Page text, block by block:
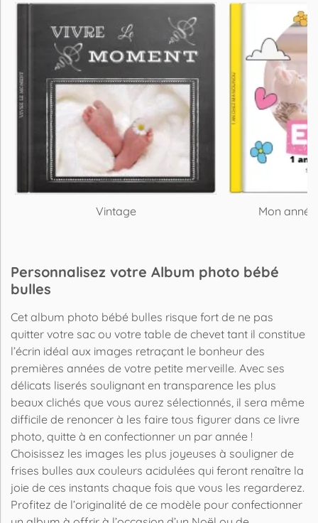
Vintage Mon
Personnalisez votre Album photo bébé
bulles
Cet album photo bébé bulles risque fort de ne pas
quitter votre sac ou votre table de chevet tant il constitue
l’écrin idéal aux images retraçant le bonheur des
premières années de votre petite merveille. Avec ses
délicats liserés soulignant en transparence les plus
beaux clichés que vous aurez sélectionnés, il sera même
difficile de renoncer à les faire tous figurer dans ce livre
photo, quitte à en confectionner un par année !
Choisissez les images les plus joyeuses à souligner de
frises bulles aux couleurs acidulées qui feront renaître la
joie de ces instants chaque fois que vous les regarderez.
Profitez de l’originalité de ce modèle pour confectionner